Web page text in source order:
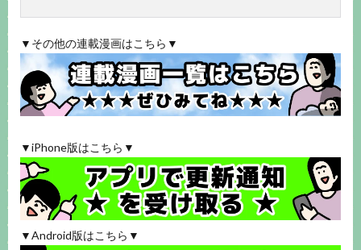
▼その他の連載漫画はこちら▼
▼iPhone版はこちら▼
▼Android版はこちら▼